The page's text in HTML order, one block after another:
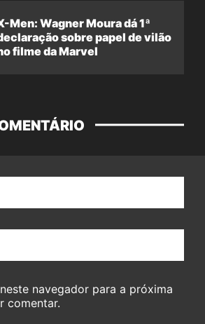
Men: Wagner Moura dá 1ª
sobre papel de vilão
filme da Marvel
navegador para a próxima
comentar.